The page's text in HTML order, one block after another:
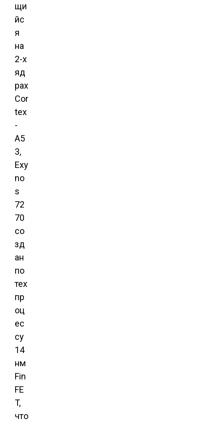
щи
йс
я
на
2-х
яд
рах
Cor
tex
-
A5
3,
Exy
no
s
72
70
со
зд
ан
по
тех
пр
оц
ес
су
14
нм
Fin
FE
T,
что